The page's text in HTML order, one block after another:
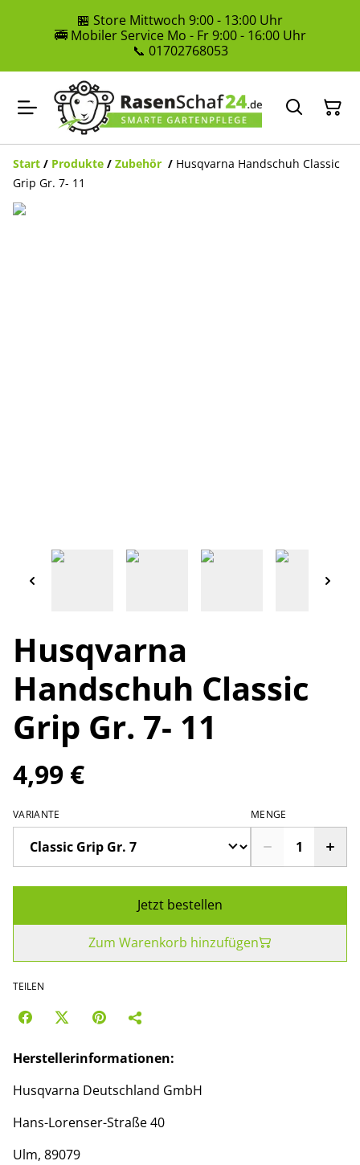
🏪 Store Mittwoch 9:00 - 13:00 Uhr
🚎 Mobiler Service Mo - Fr 9:00 - 16:00 Uhr
📞 01702768053
Start / Produkte / Zubehör / Husqvarna Handschuh Classic
Grip Gr. 7- 11
Husqvarna
Handschuh Classic
Grip Gr. 7- 11
4,99 €
VARIANTE MENGE
Jetzt bestellen
Zum Warenkorb hinzufügen
TEILEN
Herstellerinformationen:
Husqvarna Deutschland GmbH
Hans-Lorenser-Straße 40
Ulm, 89079